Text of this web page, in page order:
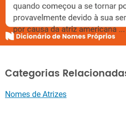
Categorias
Nomes de Atrizes